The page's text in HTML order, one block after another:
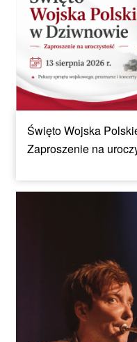
Święto Wojska
Zaproszenie na